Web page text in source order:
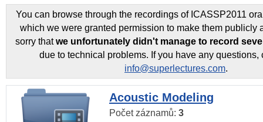
You can browse through the recordings of ICASSP2011
which we were granted permission to make them publicly
sorry thatwe unfortunately didn't manage to record
due to technical problems. If you have any questions,
info@superlectures.com.
Acoustic Modeling
Počet záznamů: 3